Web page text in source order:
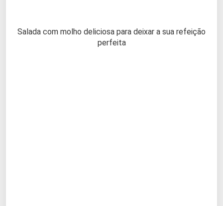
Salada com molho deliciosa para deixar a sua refeição
perfeita